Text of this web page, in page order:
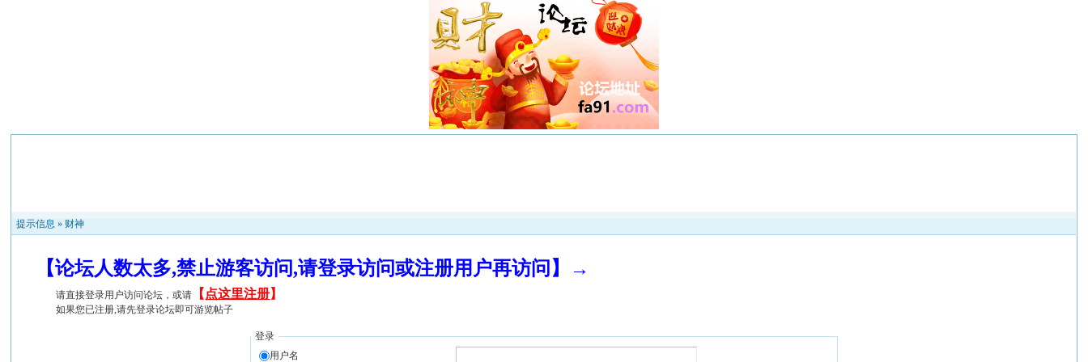
提示信息 » 财神
【论坛人数太多,禁止游客访问,请登录访问或注册用户再访问】→
请直接登录用户访问论坛，或请 【 点这里注册】
如果您已注册,请先登录论坛即可游览帖子
登录
用户名